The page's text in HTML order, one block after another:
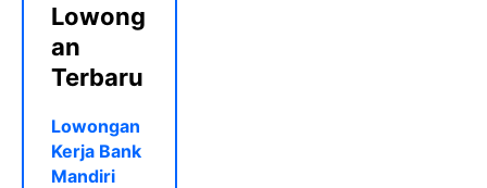
Lowong
an
Terbaru
Lowongan
Kerja Bank
Mandiri